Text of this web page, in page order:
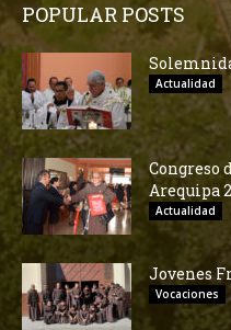
POPULAR POSTS
Actualidad
Congreso
Arequipa
Actualidad
Jovenes
Vocaciones